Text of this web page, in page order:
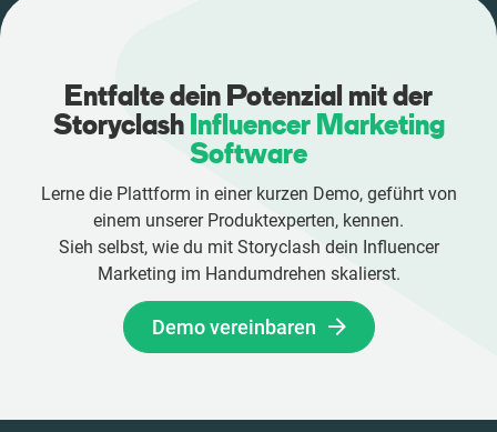
Entfalte dein Potenzial mit der
Storyclash Influencer Marketing
Software
Lerne die Plattform in einer kurzen Demo, geführt von
einem unserer Produktexperten, kennen.
Sieh selbst, wie du mit Storyclash dein Influencer
Marketing im Handumdrehen skalierst.
Demo vereinbaren